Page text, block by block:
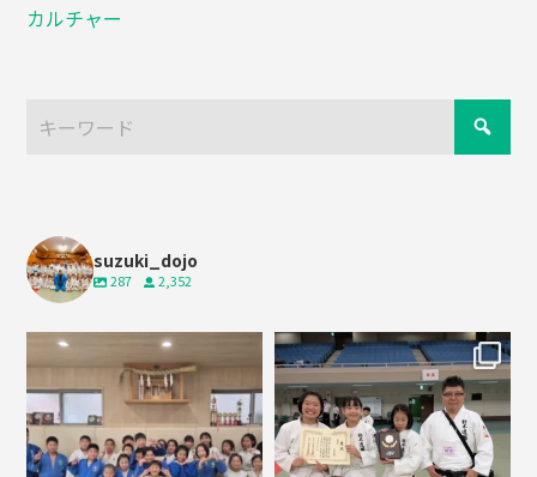
カルチャー
suzuki_dojo
287 2,352